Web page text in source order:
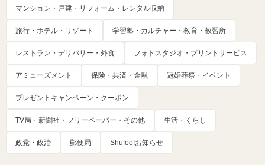
マンション・戸建・リフォーム・レンタル収納
旅行・ホテル・リゾート 学習塾・カルチャー・教育・教習所
レストラン・デリバリー・外食 フォトスタジオ・プリントサービス
アミューズメント 保険・共済・金融 冠婚葬祭・イベント
プレゼントキャンペーン・クーポン
TV局・新聞社・フリーペーパー・その他 生活・くらし
政党・政治 郵便局 Shufoo!お知らせ